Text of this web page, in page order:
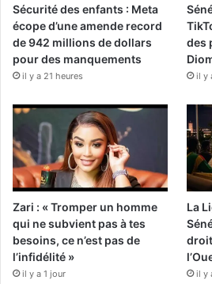
Sécurité des enfants : Meta
écope d’une amende record
de 942 millions de dollars
pour des manquements
il y a 21 heures
des
il y
Zari : « Tromper un homme
qui ne subvient pas à tes
besoins, ce n’est pas de
l’infidélité »
il y a 1 jour
La
il y